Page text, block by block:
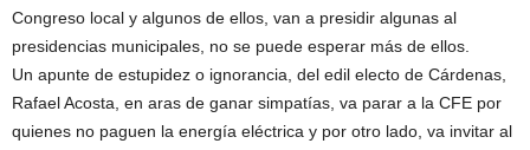
Congreso local y algunos de ellos, van a presidir algunas al
presidencias municipales, no se puede esperar más de ellos.
Un apunte de estupidez o ignorancia, del edil electo de Cárdenas,
Rafael Acosta, en aras de ganar simpatías, va parar a la CFE por
quienes no paguen la energía eléctrica y por otro lado, va invitar al